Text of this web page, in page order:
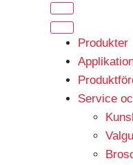
Produkter
Service